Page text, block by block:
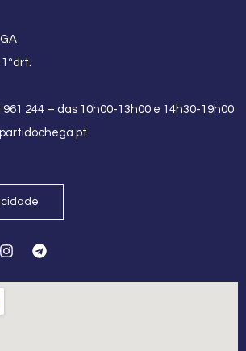
244 – das 10h00-13h00 e 14h30-19h00